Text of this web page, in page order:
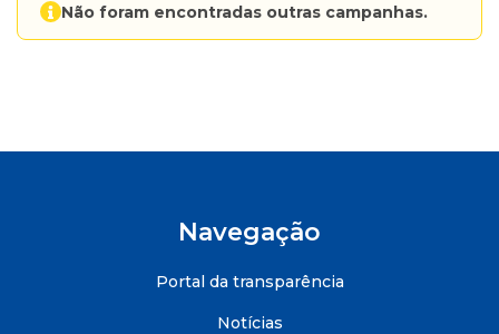
Não foram encontradas outras campanhas.
Navegação
Portal da transparência
Notícias